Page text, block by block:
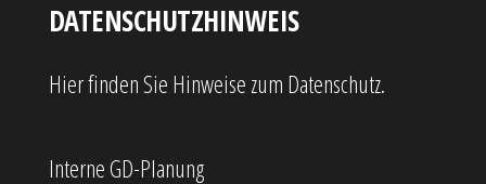
DATENSCHUTZHINWEIS
Hier finden Sie Hinweise zum Datenschutz.
Interne GD-Planung